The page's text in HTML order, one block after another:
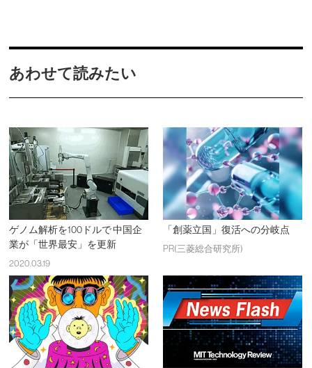
あわせて読みたい
ゲノム解析を100ドルで 中国企
業が「世界最安」を更新
2020.03.19
「創薬立国」復活への分岐点
PR(三菱総合研究所)